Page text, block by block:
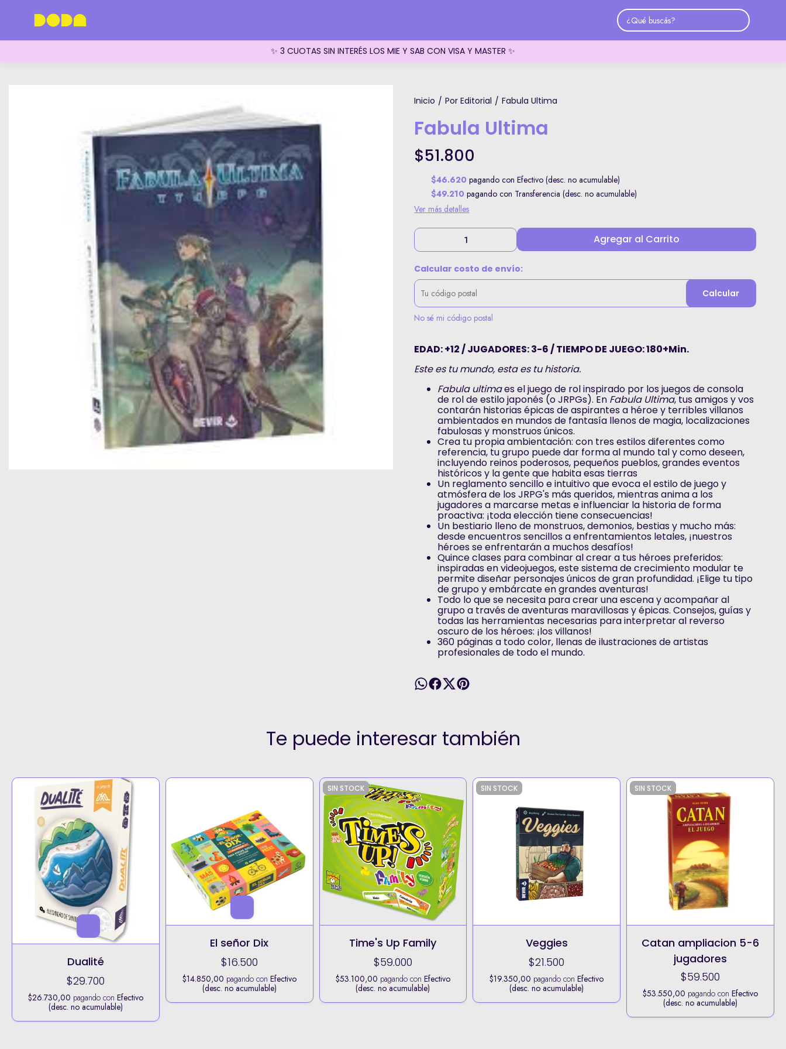
✨ 3 CUOTAS SIN INTERÉS LOS MIE Y SAB CON VISA Y MASTER ✨
Inicio / Por Editorial / Fabula Ultima
Fabula Ultima
$51.800
$46.620 pagando con Efectivo (desc. no acumulable)
$49.210 pagando con Transferencia (desc. no acumulable)
Ver más detalles
Agregar al Carrito
Calcular costo de envío:
Calcular
No sé mi código postal
EDAD: +12 / JUGADORES: 3-6 / TIEMPO DE JUEGO: 180+Min.
Este es tu mundo, esta es tu historia.
Fabula ultimaes el juego de rol inspirado por los juegos de consola
de rol de estilo japonés (o JRPGs). En Fabula Ultima, tus amigos y vos
contarán historias épicas de aspirantes a héroe y terribles villanos
ambientados en mundos de fantasía llenos de magia, localizaciones
fabulosas y monstruos únicos.
Crea tu propia ambientación: con tres estilos diferentes como
referencia, tu grupo puede dar forma al mundo tal y como deseen,
incluyendo reinos poderosos, pequeños pueblos, grandes eventos
históricos y la gente que habita esas tierras
Un reglamento sencillo e intuitivo que evoca el estilo de juego y
atmósfera de los JRPG's más queridos, mientras anima a los
jugadores a marcarse metas e influenciar la historia de forma
proactiva: ¡toda elección tiene consecuencias!
Un bestiario lleno de monstruos, demonios, bestias y mucho más:
desde encuentros sencillos a enfrentamientos letales, ¡nuestros
héroes se enfrentarán a muchos desafíos!
Quince clases para combinar al crear a tus héroes preferidos:
inspiradas en videojuegos, este sistema de crecimiento modular te
permite diseñar personajes únicos de gran profundidad. ¡Elige tu tipo
de grupo y embárcate en grandes aventuras!
Todo lo que se necesita para crear una escena y acompañar al
grupo a través de aventuras maravillosas y épicas. Consejos, guías y
todas las herramientas necesarias para interpretar al reverso
oscuro de los héroes: ¡los villanos!
360 páginas a todo color, llenas de ilustraciones de artistas
profesionales de todo el mundo.
Te puede interesar también
Dualité
$29.700
$26.730,00 pagando con Efectivo
(desc. no acumulable)
El señor Dix
$16.500
$14.850,00 pagando con Efectivo
(desc. no acumulable)
SIN STOCK
Time's Up Family
$59.000
$53.100,00 pagando con Efectivo
(desc. no acumulable)
SIN STOCK
Veggies
$21.500
$19.350,00 pagando conEfectivo
(desc. no acumulable)
SIN STOCK
Catan ampliacion 5-6
jugadores
$59.500
$53.550,00 pagando conEfectivo
(desc. no acumulable)